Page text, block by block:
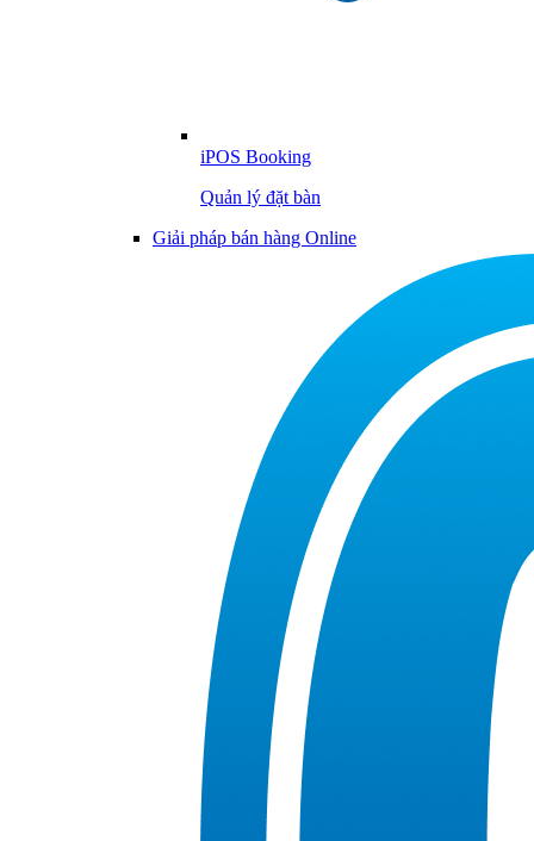
iPOS Booking
Quản lý đặt bàn
Giải pháp bán hàng Online